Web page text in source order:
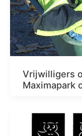
Vrijwilligers
Maximapark